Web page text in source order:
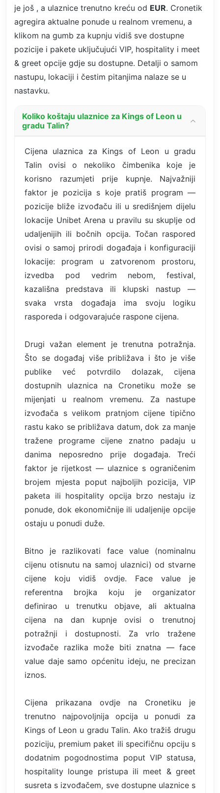
je još , a ulaznice trenutno kreću od EUR. Cronetik
agregira aktualne ponude u realnom vremenu, a
klikom na gumb za kupnju vidiš sve dostupne
pozicije i pakete uključujući VIP, hospitality i meet
& greet opcije gdje su dostupne. Detalji o samom
nastupu, lokaciji i čestim pitanjima nalaze se u
nastavku.
Koliko koštaju ulaznice za Kings of Leon u
gradu Talin?
Cijena ulaznica za Kings of Leon u gradu
Talin ovisi o nekoliko čimbenika koje je
korisno razumjeti prije kupnje. Najvažniji
faktor je pozicija s koje pratiš program —
pozicije bliže izvođaču ili u središnjem dijelu
lokacije Unibet Arena u pravilu su skuplje od
udaljenijih ili bočnih opcija. Točan raspored
ovisi o samoj prirodi događaja i konfiguraciji
lokacije: program u zatvorenom prostoru,
izvedba pod vedrim nebom, festival,
kazališna predstava ili klupski nastup —
svaka vrsta događaja ima svoju logiku
rasporeda i odgovarajuće raspone cijena.
Drugi važan element je trenutna potražnja.
Što se događaj više približava i što je više
publike već potvrdilo dolazak, cijena
dostupnih ulaznica na Cronetiku može se
mijenjati u realnom vremenu. Za nastupe
izvođača s velikom pratnjom cijene tipično
rastu kako se približava datum, dok za manje
tražene programe cijene znatno padaju u
danima neposredno prije događaja. Treći
faktor je rijetkost — ulaznice s ograničenim
brojem mjesta poput najboljih pozicija, VIP
paketa ili hospitality opcija brzo nestaju iz
ponude, dok ekonomičnije ili udaljenije opcije
ostaju u ponudi duže.
Bitno je razlikovati face value (nominalnu
cijenu otisnutu na samoj ulaznici) od stvarne
cijene koju vidiš ovdje. Face value je
referentna brojka koju je organizator
definirao u trenutku objave, ali aktualna
cijena na dan kupnje ovisi o trenutnoj
potražnji i dostupnosti. Za vrlo tražene
izvođače razlika može biti znatna — face
value daje samo općenitu ideju, ne precizan
iznos.
Cijena prikazana ovdje na Cronetiku je
trenutno najpovoljnija opcija u ponudi za
Kings of Leon u gradu Talin. Ako tražiš drugu
poziciju, premium paket ili specifičnu opciju s
dodatnim pogodnostima poput VIP statusa,
hospitality lounge pristupa ili meet & greet
susreta s izvođačem, sve dostupne ulaznice s